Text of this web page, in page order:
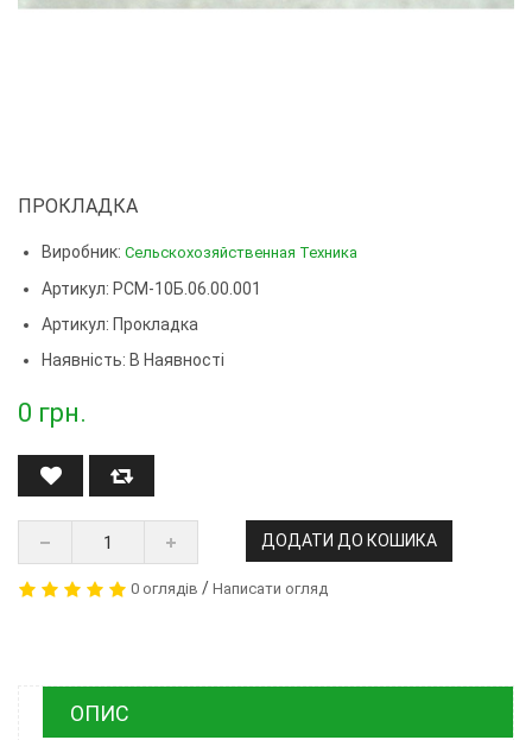
ПРОКЛАДКА
Виробник: Сельскохозяйственная Техника
Артикул: РСМ-10Б.06.00.001
Артикул: Прокладка
Наявність: В Наявності
0 грн.
ДОДАТИ ДО КОШИКА
0 оглядів / Написати огляд
ОПИС